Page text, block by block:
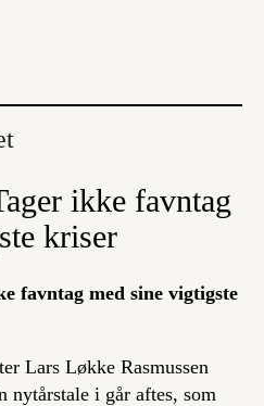
ikke favntag
kriser
favntag med sine vigtigste
Lars Løkke Rasmussen
nytårstale i går aftes, som